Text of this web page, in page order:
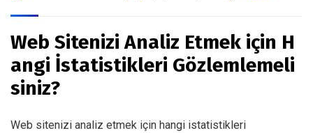
Web Sitenizi Analiz Etmek için H
angi İstatistikleri Gözlemlemeli
siniz?
Web sitenizi analiz etmek için hangi istatistikleri